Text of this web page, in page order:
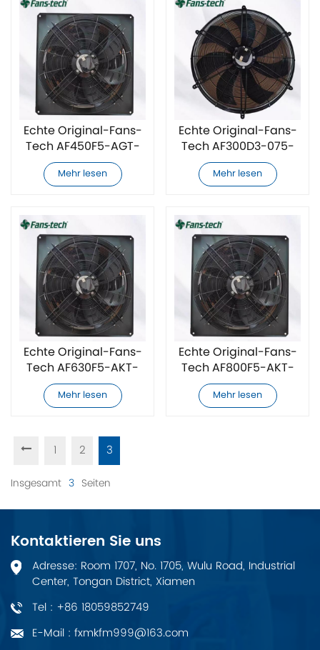
Echte Original-Fans-
Tech AF450F5-AGT-
01-Kühlfan
Mehr lesen
Echte Original-Fans-
Tech AF300D3-075-
005 Kühllüfter
Mehr lesen
Echte Original-Fans-
Tech AF630F5-AKT-
00-Kühlfan
Mehr lesen
Echte Original-Fans-
Tech AF800F5-AKT-
01-001 Kühllüfter
Mehr lesen
1 2 3
Insgesamt 3 Seiten
Kontaktieren Sie uns
Adresse: Room 1707, No. 1705, Wulu Road, Industrial
Center, Tongan District, Xiamen
Tel : +86 18059852749
E-Mail : fxmkfm999@163.com